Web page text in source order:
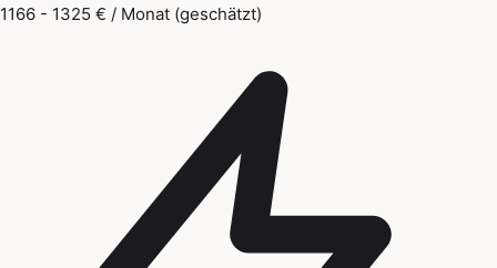
1166 - 1325 € / Monat (geschätzt)